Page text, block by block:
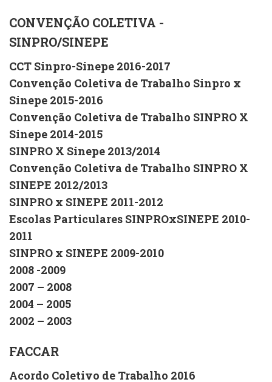
CONVENÇÃO COLETIVA -
SINPRO/SINEPE
CCT Sinpro-Sinepe 2016-2017
Convenção Coletiva de Trabalho Sinpro x
Sinepe 2015-2016
Convenção Coletiva de Trabalho SINPRO X
Sinepe 2014-2015
SINPRO X Sinepe 2013/2014
Convenção Coletiva de Trabalho SINPRO X
SINEPE 2012/2013
SINPRO x SINEPE 2011-2012
Escolas Particulares SINPROxSINEPE 2010-
2011
SINPRO x SINEPE 2009-2010
2008 -2009
2007 – 2008
2004 – 2005
2002 – 2003
FACCAR
Acordo Coletivo de Trabalho 2016